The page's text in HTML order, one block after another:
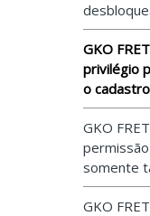
GKO
privilégio
o
GKO
somente
GKO